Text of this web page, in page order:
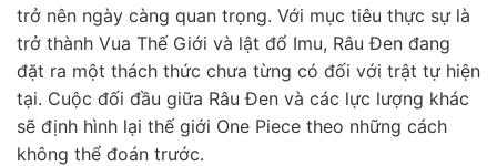
trở nên ngày càng quan trọng. Với mục tiêu thực sự là
trở thành Vua Thế Giới và lật đổ Imu, Râu Đen đang
đặt ra một thách thức chưa từng có đối với trật tự hiện
tại. Cuộc đối đầu giữa Râu Đen và các lực lượng khác
sẽ định hình lại thế giới One Piece theo những cách
không thể đoán trước.